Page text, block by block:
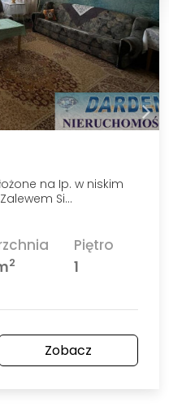
na Ip. w niskim
Si…
2
Piętro
1
Zobacz